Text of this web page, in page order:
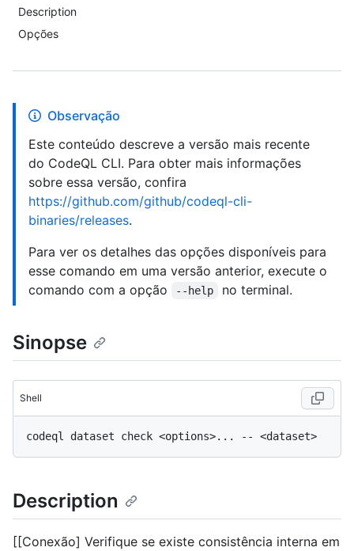
Description
Opções
Observação
Este conteúdo descreve a versão mais recente
do CodeQL CLI. Para obter mais informações
sobre essa versão, confira
https://github.com/github/codeql-cli-
binaries/releases.
Para ver os detalhes das opções disponíveis para
esse comando em uma versão anterior, execute o
comando com a opção
--help no terminal.
Sinopse
Shell
Description
[[Conexão] Verifique se existe consistência interna em